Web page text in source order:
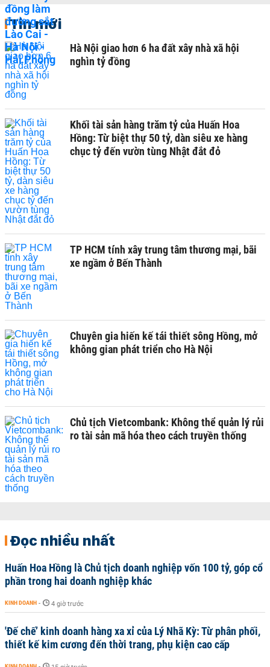
Tin mới
Hà Nội giao hơn 6 ha đất xây nhà xã hội
nghìn tỷ đồng
Khối tài sản hàng trăm tỷ của Huấn Hoa
Hồng: Từ biệt thự 50 tỷ, dàn siêu xe hàng
chục tỷ đến vườn tùng Nhật đắt đỏ
TP HCM tính xây trung tâm thương mại, bãi
xe ngầm ở Bến Thành
Chuyên gia hiến kế tái thiết sông Hồng, mở
không gian phát triển cho Hà Nội
Chủ tịch Vietcombank: Không thể quản lý rủi
ro tài sản mã hóa theo cách truyền thống
Đọc nhiều nhất
Huấn Hoa Hồng là Chủ tịch doanh nghiệp vốn 100 tỷ, góp cổ
phần trong hai doanh nghiệp khác
KINH DOANH - 4 giờ trước
'Đế chế’ kinh doanh hàng xa xỉ của Lý Nhã Kỳ: Từ phân phối,
thiết kế kim cương đến thời trang, phụ kiện cao cấp